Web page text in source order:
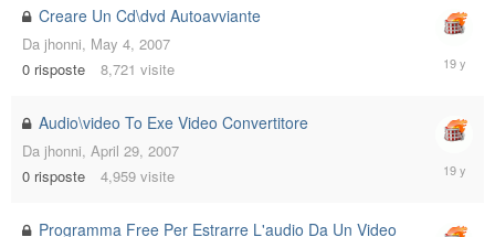
Creare Un Cd\dvd Autoavviante
Da jhonni, May 4, 2007
0 risposte 8,721 visite
May
4,
Audio\video To Exe Video Convertitore
Da jhonni, April 29, 2007
0 risposte 4,959 visite
April
29,
Programma Free Per Estrarre L'audio Da Un Video